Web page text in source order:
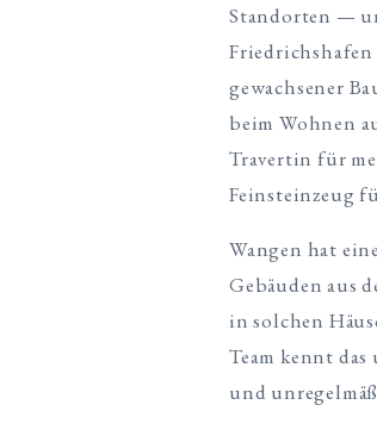
Standorten —
gewachsener
beim Wohnen
Travertin für
Feinsteinzeug
Wangen hat
Gebäuden aus
in solchen
Team kennt
und